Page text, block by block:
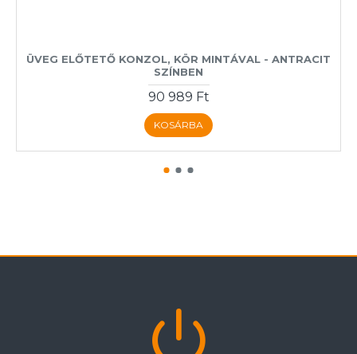
ÜVEG ELŐTETŐ KONZOL, KÖR MINTÁVAL - ANTRACIT
SZÍNBEN
90 989 Ft
KOSÁRBA